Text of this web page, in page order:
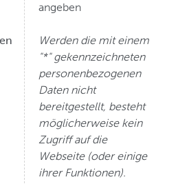
angeben
Werden die mit einem
"*" gekennzeichneten
personenbezogenen
Daten nicht
bereitgestellt, besteht
möglicherweise kein
Zugriff auf die
Webseite (oder einige
ihrer Funktionen).